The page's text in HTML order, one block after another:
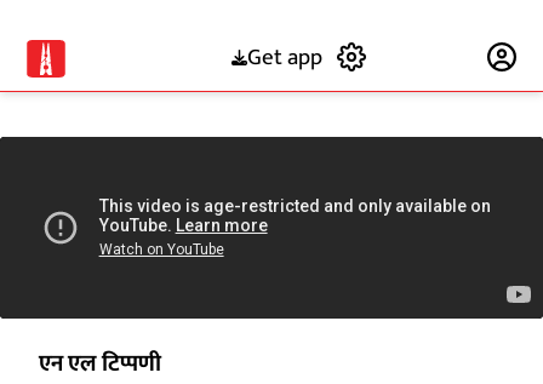
Get app
एन एल टिप्पणी